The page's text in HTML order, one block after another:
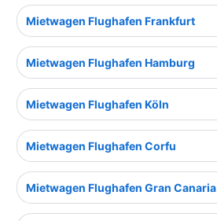
Mietwagen Flughafen Frankfurt
Mietwagen Flughafen Hamburg
Mietwagen Flughafen Köln
Mietwagen Flughafen Corfu
Mietwagen Flughafen Gran Canaria